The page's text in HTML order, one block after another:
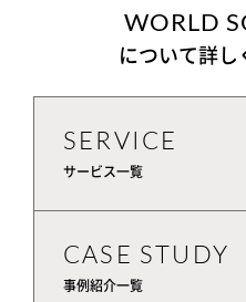
WORLD
について詳
SERVICE
サービス一覧
CASE STUDY
事例紹介一覧